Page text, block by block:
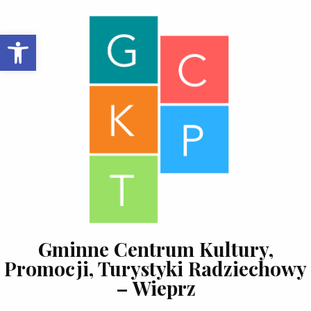
Open toolbar
Gminne Centrum Kultury,
Promocji, Turystyki Radziechowy
– Wieprz